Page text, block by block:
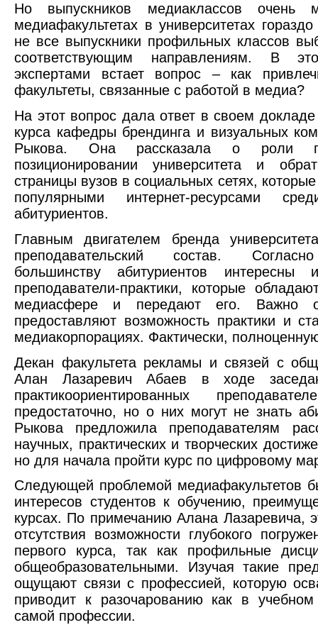
Но выпускников медиаклассов
медиафакультетах в университетах
не все выпускники профильных классов
соответствующим направлениям. В
экспертами встает вопрос – как
факультеты, связанные с работой в медиа?
На этот вопрос дала ответ в своем докладе
курса кафедры брендинга и визуальных
Рыкова. Она рассказала о роли
позиционировании университета и
страницы вузов в социальных сетях,
популярными интернет-ресурсами
абитуриентов.
Главным двигателем бренда
преподавательский состав.
большинству абитуриентов интересны
преподаватели-практики, которые
медиасфере и передают его. Важно
предоставляют возможность практики и
медиакорпорациях. Фактически,
Декан факультета рекламы и связей с
Алан Лазаревич Абаев в ходе
практикоориентированных
предостаточно, но о них могут не знать
Рыкова предложила преподавателям
научных, практических и творческих
но для начала пройти курс по цифровому
Следующей проблемой медиафакультетов
интересов студентов к обучению,
курсах. По примечанию Алана Лазаревича,
отсутствия возможности глубокого
первого курса, так как профильные
общеобразовательными. Изучая такие
ощущают связи с профессией, которую
приводит к разочарованию как в
самой профессии.